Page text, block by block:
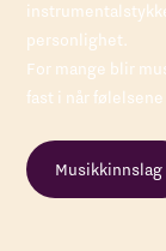
personlighet.
For mange blir
fast i når følelsene
Musikkinnslag